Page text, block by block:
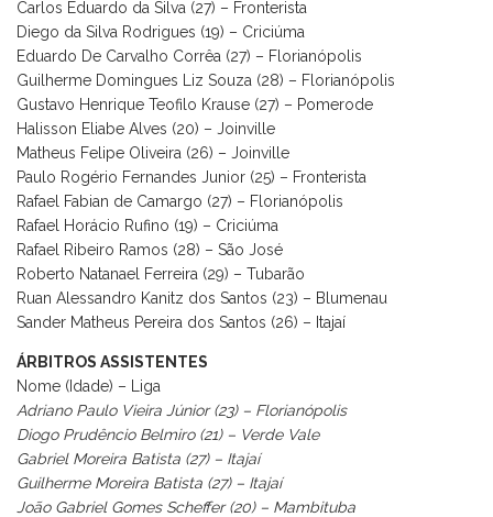
Carlos Eduardo da Silva (27) – Fronterista
Diego da Silva Rodrigues (19) – Criciúma
Eduardo De Carvalho Corrêa (27) – Florianópolis
Guilherme Domingues Liz Souza (28) – Florianópolis
Gustavo Henrique Teofilo Krause (27) – Pomerode
Halisson Eliabe Alves (20) – Joinville
Matheus Felipe Oliveira (26) – Joinville
Paulo Rogério Fernandes Junior (25) – Fronterista
Rafael Fabian de Camargo (27) – Florianópolis
Rafael Horácio Rufino (19) – Criciúma
Rafael Ribeiro Ramos (28) – São José
Roberto Natanael Ferreira (29) – Tubarão
Ruan Alessandro Kanitz dos Santos (23) – Blumenau
Sander Matheus Pereira dos Santos (26) – Itajaí
ÁRBITROS ASSISTENTES
Nome (Idade) – Liga
Adriano Paulo Vieira Júnior (23) – Florianópolis
Diogo Prudêncio Belmiro (21) – Verde Vale
Gabriel Moreira Batista (27) – Itajaí
Guilherme Moreira Batista (27) – Itajaí
João Gabriel Gomes Scheffer (20) – Mambituba